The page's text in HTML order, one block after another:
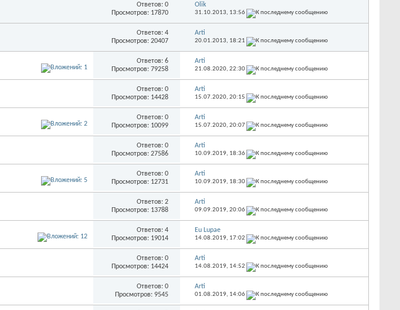
Ответов: 0
Просмотров: 17870
Olik
31.10.2013, 13:56
Ответов: 4
Просмотров: 20407
Arti
20.01.2013, 18:21
Ответов: 6
Просмотров: 79258
Arti
21.08.2020, 22:30
Ответов: 0
Просмотров: 14428
Arti
15.07.2020, 20:15
Ответов: 0
Просмотров: 10099
Arti
15.07.2020, 20:07
Ответов: 0
Просмотров: 27586
Arti
10.09.2019, 18:36
Ответов: 0
Просмотров: 12731
Arti
10.09.2019, 18:30
Ответов: 2
Просмотров: 13788
Arti
09.09.2019, 20:06
Ответов: 4
Просмотров: 19014
Eu Lupae
14.08.2019, 17:02
Ответов: 0
Просмотров: 14424
Arti
14.08.2019, 14:52
Ответов: 0
Просмотров: 9545
Arti
01.08.2019, 14:06